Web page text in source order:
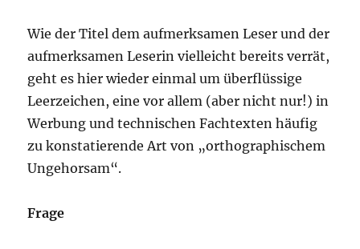
Wie der Titel dem aufmerksamen Leser und der
aufmerksamen Leserin vielleicht bereits verrät,
geht es hier wieder einmal um überflüssige
Leerzeichen, eine vor allem (aber nicht nur!) in
Werbung und technischen Fachtexten häufig
zu konstatierende Art von „orthographischem
Ungehorsam“.
Frage